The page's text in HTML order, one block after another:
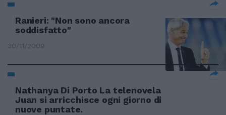
Ranieri: "Non sono ancora
soddisfatto"
30/11/2009
Nathanya Di Porto La telenovela
Juan si arricchisce ogni giorno di
nuove puntate.